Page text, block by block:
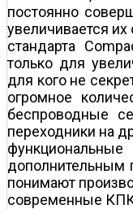
постоянно
увеличивается
стандарта
только для
для кого не
огромное
беспроводные
переходники на
дополнительным
понимают
современные